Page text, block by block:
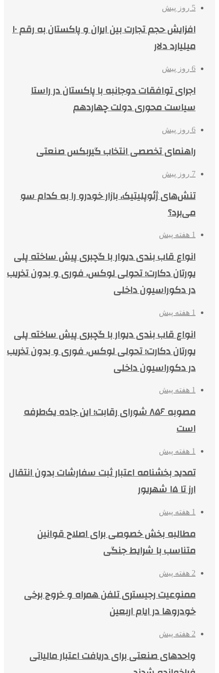
5 روز پیش
افزایش حجم تجارت بین ایران و پاکستان به رقم ۱۰
میلیارد دلار
6 روز پیش
اجرای توافقات دوجانبه با پاکستان در راستا
سیاست محوری دولت چهاردهم
6 روز پیش
راهنمای تخصصی انتخاب گیربکس صنعتی
7 روز پیش
تنش‌های ژئوپلیتیک، بازار خودرو را به کدام سو
می‌برد؟
1 هفته پیش
انواع قاب بندی دیوار با گچبری پیش ساخته پلی
یورتان دکارت؛ تحولی لوکس، فوری و بدون تخریب
در دکوراسیون داخلی
1 هفته پیش
انواع قاب بندی دیوار با گچبری پیش ساخته پلی
یورتان دکارت؛ تحولی لوکس، فوری و بدون تخریب
در دکوراسیون داخلی
1 هفته پیش
مصوبه ۸۵۶ شورای رقابت؛ این جاده یک‌طرفه
است
1 هفته پیش
تمدید بخشنامه اعتبار ثبت سفارشات بدون انتقال
ارز تا ۱۵ شهریور
1 هفته پیش
مطالبه بخش خصوصی برای اصلاح قوانین
متناسب با شرایط جنگی
2 هفته پیش
ممنوعیت رجیستری تلفن همراه و خروج برخی
خودروها در ایام اربعین
2 هفته پیش
واحدهای صنعتی برای دریافت اعتبار مالیاتی